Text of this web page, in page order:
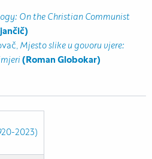
On the Christian Communist
Mjesto slike u govoru vjere:
(Roman Globokar)
2023)